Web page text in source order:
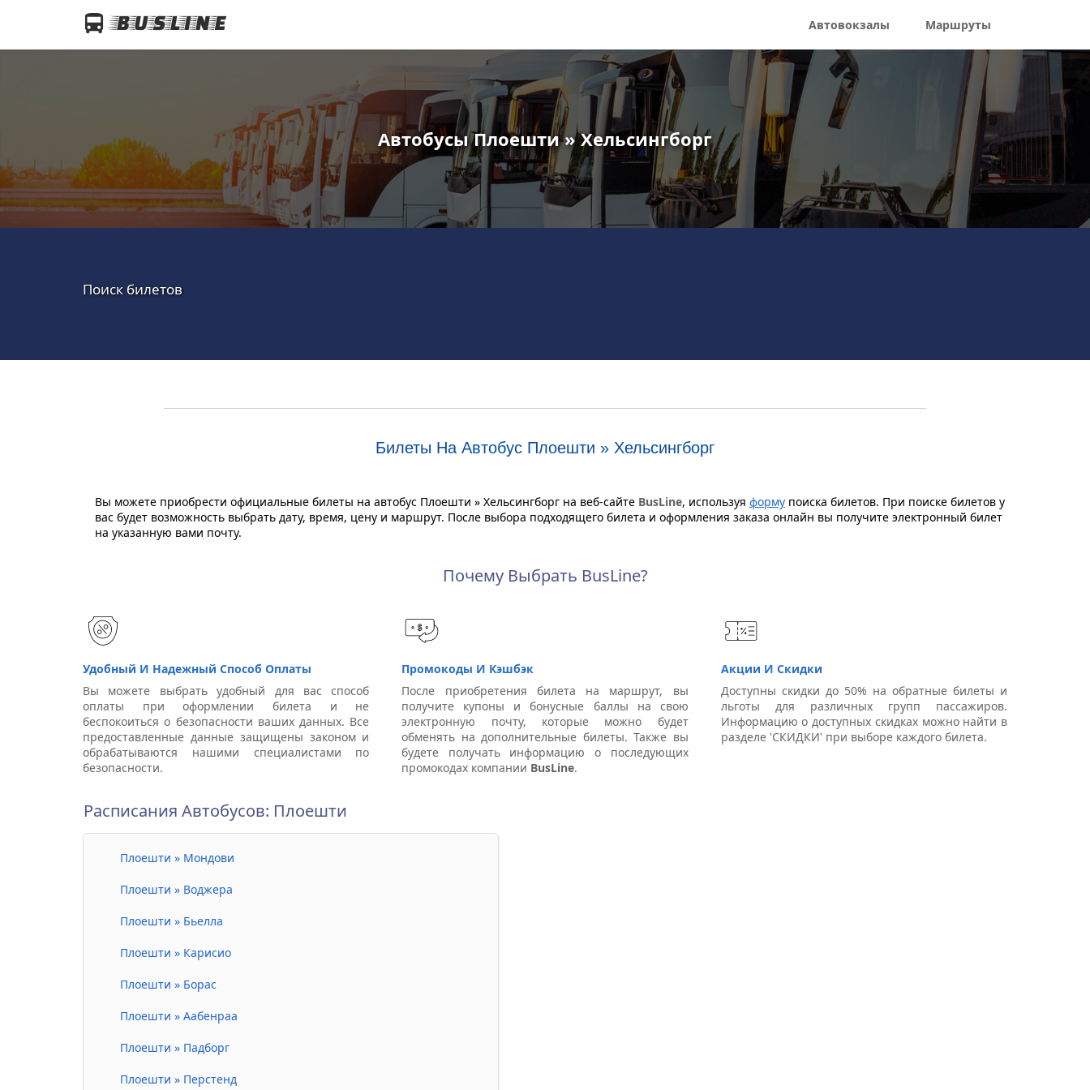
Автовокзалы Маршруты
Автобусы Плоешти » Хельсингборг
Поиск билетов
Билеты На Автобус Плоешти » Хельсингборг
Вы можете приобрести официальные билеты на автобус Плоешти » Хельсингборг на веб-сайте BusLine, используя форму поиска билетов. При поиске билетов у
вас будет возможность выбрать дату, время, цену и маршрут. После выбора подходящего билета и оформления заказа онлайн вы получите электронный билет
на указанную вами почту.
Почему Выбрать BusLine?
Удобный И Надежный Способ Оплаты
Вы можете выбрать удобный для вас способ
оплаты при оформлении билета и не
беспокоиться о безопасности ваших данных. Все
предоставленные данные защищены законом и
обрабатываются нашими специалистами по
безопасности.
Промокоды И Кэшбэк
После приобретения билета на маршрут, вы
получите купоны и бонусные баллы на свою
электронную почту, которые можно будет
обменять на дополнительные билеты. Также вы
будете получать информацию о последующих
промокодах компании BusLine.
Акции И Скидки
Доступны скидки до 50% на обратные билеты и
льготы для различных групп пассажиров.
Информацию о доступных скидках можно найти в
разделе 'СКИДКИ' при выборе каждого билета.
Расписания Автобусов: Плоешти
Плоешти » Мондови
Плоешти » Воджера
Плоешти » Бьелла
Плоешти » Карисио
Плоешти » Борас
Плоешти » Аабенраа
Плоешти » Падборг
Плоешти » Перстенд